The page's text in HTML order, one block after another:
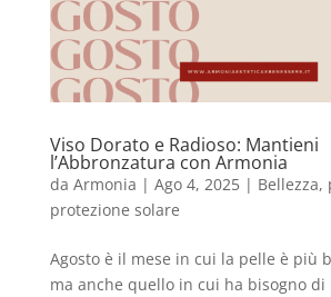
Viso Dorato e Radioso: Mantieni
l’Abbronzatura con Armonia
da Armonia | Ago 4, 2025| Bellezza,
protezione solare
Agosto è il mese in cui la pelle è più
ma anche quello in cui ha bisogno di